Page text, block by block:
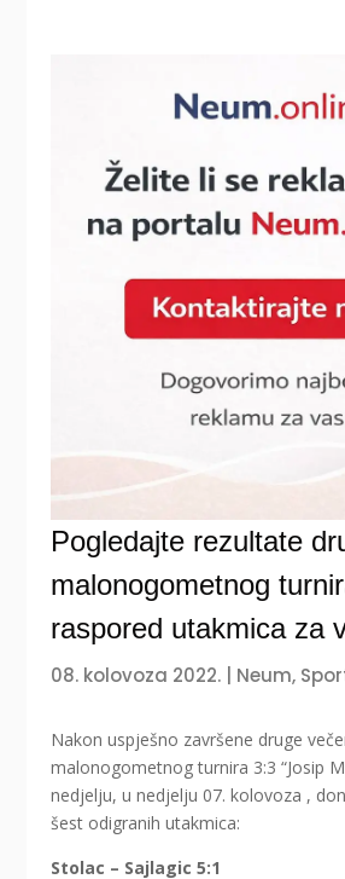
Pogledajte rezultate
malonogometnog
raspored utakmica za
08. kolovoza 2022. Neum,
Nakon uspješno završene druge
malonogometnog turnira 3:3 “Josip
nedjelju, u nedjelju 07. kolovoza ,
šest odigranih utakmica:
Stolac – Sajlagic 5:1